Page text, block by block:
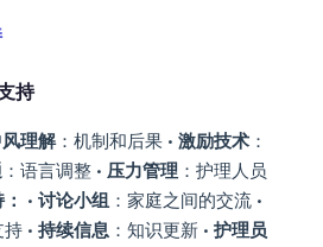
持
理解：机制和后果 • 激励技术：
：语言调整 • 压力管理：护理人员
• 讨论小组：家庭之间的交流 •
• 持续信息：知识更新 • 护理员